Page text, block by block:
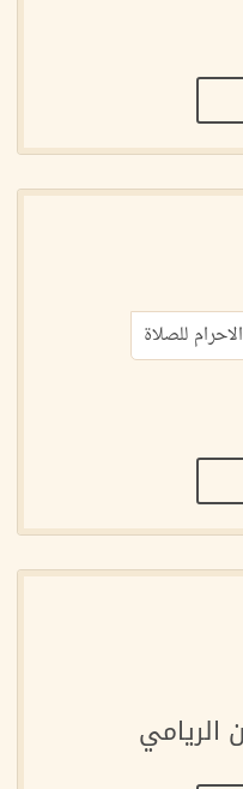
الاحرام للصلاة